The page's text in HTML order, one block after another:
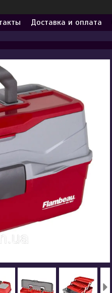
Доставка и оплата